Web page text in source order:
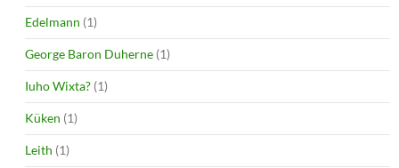
Edelmann (1)
George Baron Duherne (1)
Iuho Wixta? (1)
Küken (1)
Leith (1)